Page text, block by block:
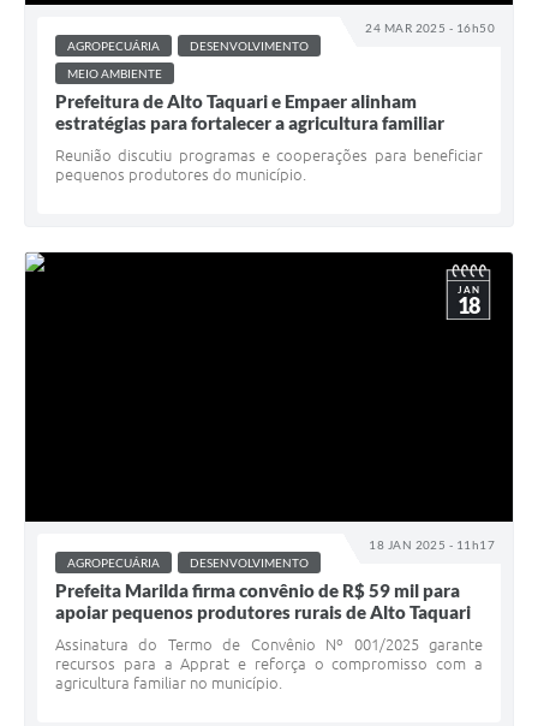
24 MAR 2025 - 16h50
AGROPECUÁRIA
DESENVOLVIMENTO
MEIO AMBIENTE
Prefeitura de Alto Taquari e Empaer alinham
estratégias para fortalecer a agricultura familiar
Reunião discutiu programas e cooperações para beneficiar
pequenos produtores do município.
18 JAN 2025 - 11h17
JAN
18
AGROPECUÁRIA DESENVOLVIMENTO
Prefeita Marilda firma convênio de R$ 59 mil para
apoiar pequenos produtores rurais de Alto Taquari
Assinatura do Termo de Convênio Nº 001/2025 garante
recursos para a Apprat e reforça o compromisso com a
agricultura familiar no município.